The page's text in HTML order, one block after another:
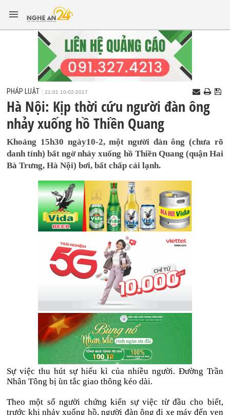
PHÁP LUẬT 21:01 10-02-2017
Hà Nội: Kịp thời cứu người đàn ông
nhảy xuống hồ Thiền Quang
Khoảng 15h30 ngày10-2, một người đàn ông (chưa rõ
danh tính) bất ngờ nhảy xuống hồ Thiền Quang (quận Hai
Bà Trưng, Hà Nội) bơi, bất chấp cái lạnh.
Sự việc thu hút sự hiếu kì của nhiều người. Đường Trần
Nhân Tông bị ùn tắc giao thông kéo dài.
Theo một số người chứng kiến sự việc từ đầu cho biết,
trước khi nhảy xuống hồ, người đàn ông đi xe máy đến ven